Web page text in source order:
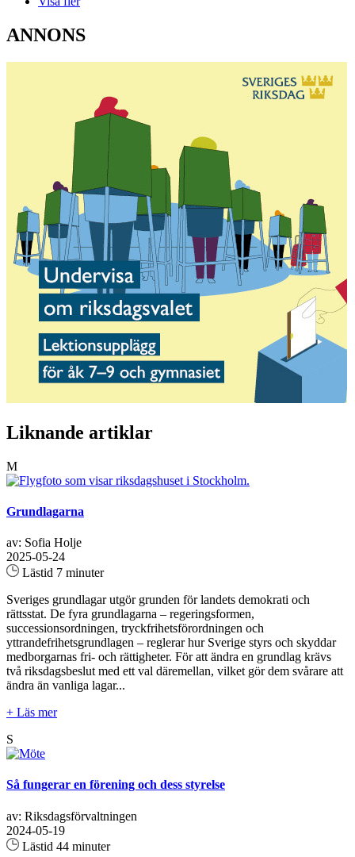
ANNONS
Liknande artiklar
M
Grundlagarna
av: Sofia Holje
2025-05-24
Lästid 7 minuter
Sveriges grundlagar utgör grunden för landets demokrati och
rättsstat. De fyra grundlagarna – regeringsformen,
successionsordningen, tryckfrihetsförordningen och
yttrandefrihetsgrundlagen – reglerar hur Sverige styrs och skyddar
medborgarnas fri- och rättigheter. För att ändra en grundlag krävs
två riksdagsbeslut med ett val däremellan, vilket gör dem svårare att
ändra än vanliga lagar...
+ Läs mer
S
Så fungerar en förening och dess styrelse
av: Riksdagsförvaltningen
2024-05-19
Lästid 44 minuter